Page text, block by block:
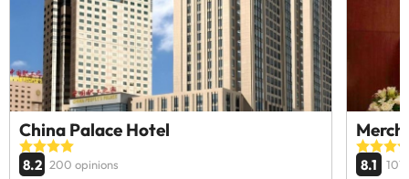
China Palace Hotel
8.2 200 opinions 8.1 101